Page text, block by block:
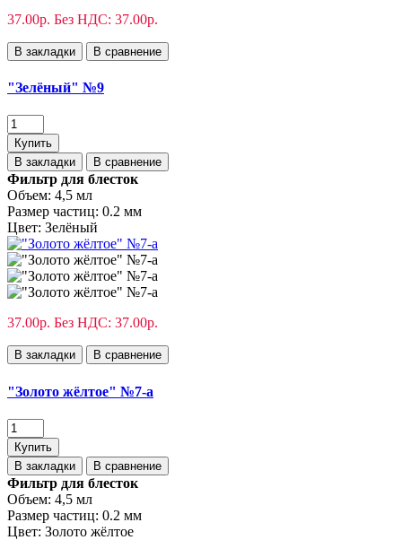
37.00р. Без НДС: 37.00р.
В закладки В сравнение
"Зелёный" №9
Купить
В закладки
В сравнение
Фильтр для блесток
Объем: 4,5 мл
Размер частиц: 0.2 мм
Цвет: Зелёный
37.00р. Без НДС: 37.00р.
В закладки В сравнение
"Золото жёлтое" №7-а
Купить
В закладки
В сравнение
Фильтр для блесток
Объем: 4,5 мл
Размер частиц: 0.2 мм
Цвет: Золото жёлтое